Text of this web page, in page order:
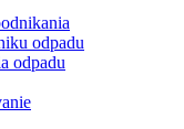
odpadu
odpadu